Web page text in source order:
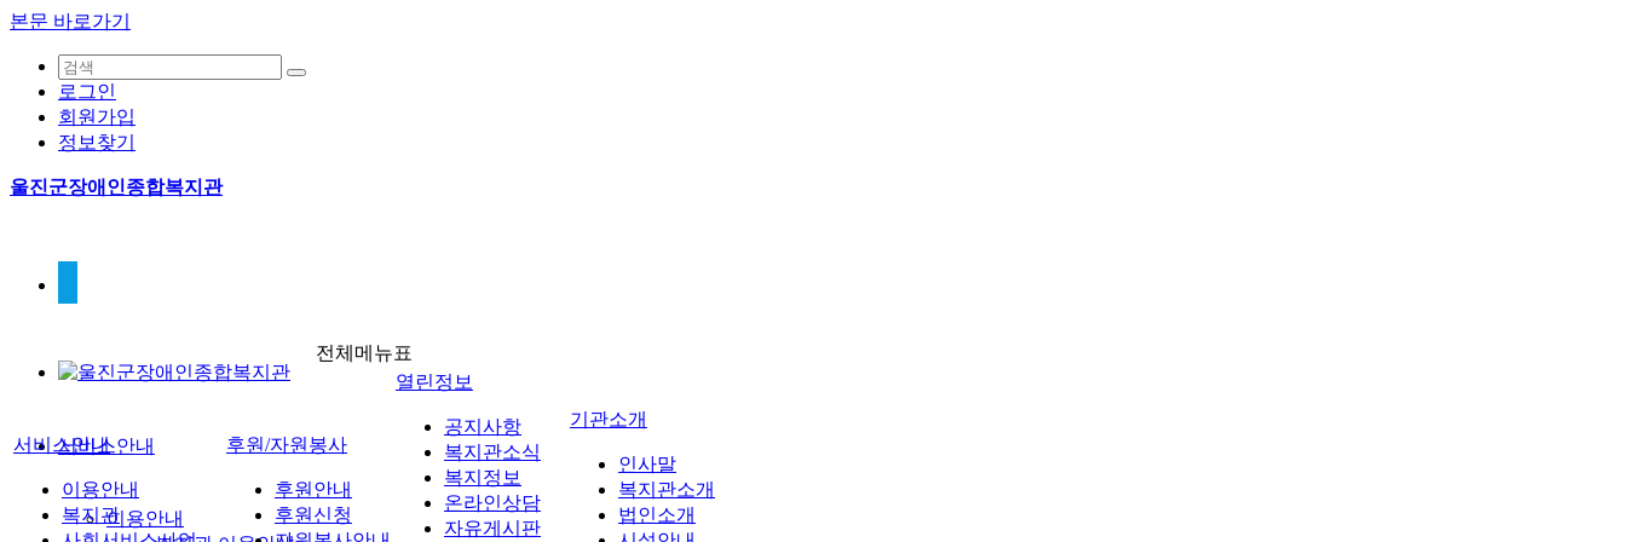
본문 바로가기
로그인
회원가입
정보찾기
울진군장애인종합복지관
서비스안내
이용안내
전체메뉴표
서비스안내
이용안내
복지관
후원/자원봉사
후원안내
후원신청
열린정보
공지사항
복지관소식
복지정보
온라인상담
자유게시판
기관소개
인사말
복지관소개
법인소개